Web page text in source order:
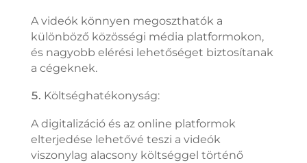
A videók könnyen megoszthatók a
különböző közösségi média platformokon,
és nagyobb elérési lehetőséget biztosítanak
a cégeknek.
Költséghatékonyság:
A digitalizáció és az online platformok
elterjedése lehetővé teszi a videók
viszonylag alacsony költséggel történő